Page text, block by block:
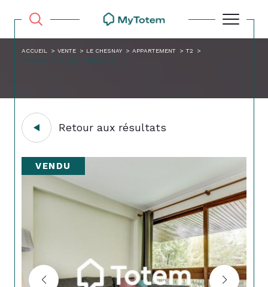
ACCUEIL VENTE LE CHESNAY APPARTEMENT
T2
2 PIECES 72 M AVEC TERRASSE
Retour aux résultats
VENDU